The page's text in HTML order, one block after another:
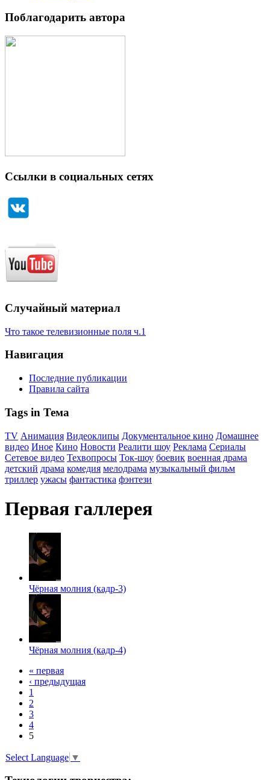
Поблагодарить автора
Ссылки в социальных сетях
Случайный материал
Что такое телевизионные поля ч.1
Навигация
Последние публикации
Правила сайта
Tags in Тема
TV Анимация Видеоклипы Документальное кино Домашнее
видео Иное Кино Новости Реалити шоу Реклама Сериалы
Сетевое видео Техвопросы Ток-шоу боевик военная драма
детский драма комедия мелодрама музыкальный фильм
триллер ужасы фантастика фэнтези
Первая галлерея
Чёрная молния (кадр-3)
Чёрная молния (кадр-4)
« первая
‹ предыдущая
1
2
3
4
5
Select Language ▼